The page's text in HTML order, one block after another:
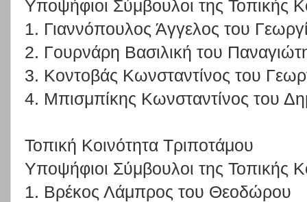
Υποψήφιοι Σύμβουλοι της Τοπικής
1. Γιαννόπουλος Άγγελος του
2. Γουρνάρη Βασιλική του
3. Κοντοβάς Κωνσταντίνος του
4. Μπισμπίκης Κωνσταντίνος του
Τοπική Κοινότητα Τριποτάμου
Υποψήφιοι Σύμβουλοι της Τοπικής
1. Βρέκος Λάμπρος του Θεοδώρου